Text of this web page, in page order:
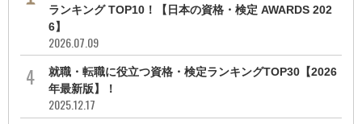
ランキング TOP10！【日本の資格・検定 AWARDS 202
6】
2026.07.09
就職・転職に役立つ資格・検定ランキングTOP30【2026
年最新版】！
2025.12.17